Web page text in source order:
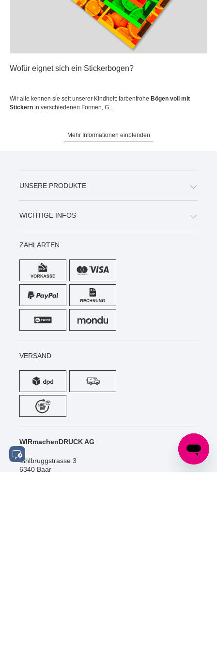
Wofür eignet sich ein Stickerbogen?
Wir alle kennen sie seit unserer Kindheit: farbenfrohe Bögen voll mit
Stickern in verschiedenen Formen, G...
Mehr Informationen einblenden
UNSERE PRODUKTE
WICHTIGE INFOS
ZAHLARTEN
VERSAND
WIRmachenDRUCK AG
Sihlbruggstrasse 3
6340 Baar